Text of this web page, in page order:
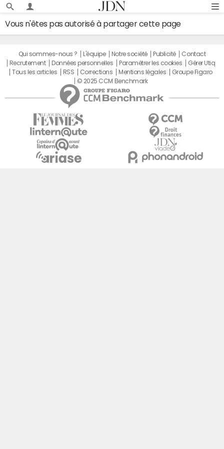
Vous n'êtes pas autorisé à partager cette page
Qui sommes-nous ? L'équipe Notre société Publicité
Contact
Recrutement
Données personnelles Paramétrer les cookies
Gérer Utiq
Tous les articles
RSS Corrections Mentions légales
Groupe Figaro
© 2025 CCM Benchmark